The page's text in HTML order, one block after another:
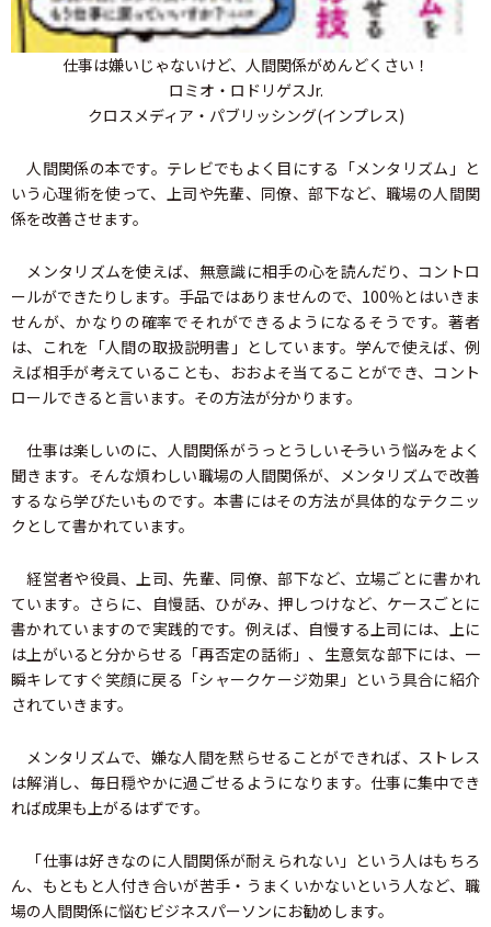
仕事は嫌いじゃないけど、人間関係がめんどくさい！
ロミオ・ロドリゲスJr.
クロスメディア・パブリッシング(インプレス)
人間関係の本です。テレビでもよく目にする「メンタリズム」と
いう心理術を使って、上司や先輩、同僚、部下など、職場の人間関
係を改善させます。
メンタリズムを使えば、無意識に相手の心を読んだり、コントロ
ールができたりします。手品ではありませんので、100％とはいきま
せんが、かなりの確率でそれができるようになるそうです。著者
は、これを「人間の取扱説明書」としています。学んで使えば、例
えば相手が考えていることも、おおよそ当てることができ、コント
ロールできると言います。その方法が分かります。
仕事は楽しいのに、人間関係がうっとうしい――そういう悩みをよく
聞きます。そんな煩わしい職場の人間関係が、メンタリズムで改善
するなら学びたいものです。本書にはその方法が具体的なテクニッ
クとして書かれています。
経営者や役員、上司、先輩、同僚、部下など、立場ごとに書かれ
ています。さらに、自慢話、ひがみ、押しつけなど、ケースごとに
書かれていますので実践的です。例えば、自慢する上司には、上に
は上がいると分からせる「再否定の話術」、生意気な部下には、一
瞬キレてすぐ笑顔に戻る「シャークケージ効果」という具合に紹介
されていきます。
メンタリズムで、嫌な人間を黙らせることができれば、ストレス
は解消し、毎日穏やかに過ごせるようになります。仕事に集中でき
れば成果も上がるはずです。
「仕事は好きなのに人間関係が耐えられない」という人はもちろ
ん、もともと人付き合いが苦手・うまくいかないという人など、職
場の人間関係に悩むビジネスパーソンにお勧めします。